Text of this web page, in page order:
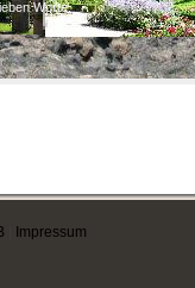
Worte.
Impressum